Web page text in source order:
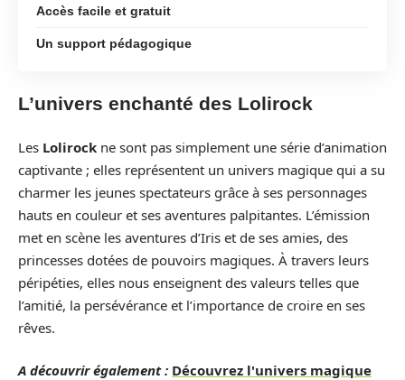
Accès facile et gratuit
Un support pédagogique
L’univers enchanté des Lolirock
Les Lolirock ne sont pas simplement une série d’animation
captivante ; elles représentent un univers magique qui a su
charmer les jeunes spectateurs grâce à ses personnages
hauts en couleur et ses aventures palpitantes. L’émission
met en scène les aventures d’Iris et de ses amies, des
princesses dotées de pouvoirs magiques. À travers leurs
péripéties, elles nous enseignent des valeurs telles que
l’amitié, la persévérance et l’importance de croire en ses
rêves.
A découvrir également : Découvrez l'univers magique